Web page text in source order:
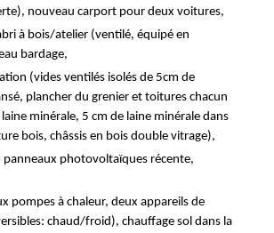
nouveau carport pour deux voitures,
à bois/atelier (ventilé, équipé en
bardage,
(vides ventilés isolés de 5cm de
plancher du grenier et toitures chacun
minérale, 5 cm de laine minérale dans
bois, châssis en bois double vitrage),
panneaux photovoltaïques récente,
pompes à chaleur, deux appareils de
chaud/froid), chauffage sol dans la